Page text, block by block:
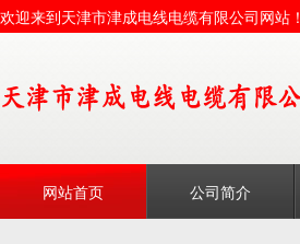
欢迎来到天津市津成电线电缆有限公司网站！
网站首页 公司简介